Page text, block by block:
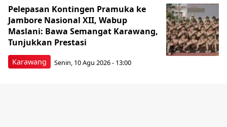
Karawang
Pelepasan Kontingen Pramuka ke
Jambore Nasional XII, Wabup
Maslani: Bawa Semangat Karawang,
Tunjukkan Prestasi
Senin, 10 Agu 2026 - 13:00